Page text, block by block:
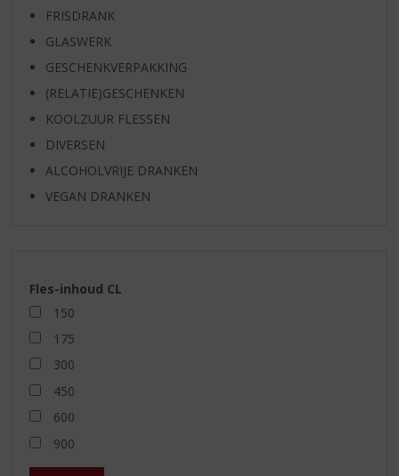
FRISDRANK
GLASWERK
GESCHENKVERPAKKING
(RELATIE)GESCHENKEN
KOOLZUUR FLESSEN
DIVERSEN
ALCOHOLVRIJE DRANKEN
VEGAN DRANKEN
Fles-inhoud CL
150
175
300
450
600
900